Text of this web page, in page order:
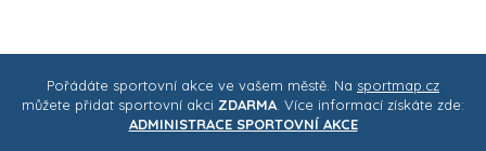
Pořádáte sportovní akce ve vašem městě. Na sportmap.cz
můžete přidat sportovní akci ZDARMA . Více informací získáte zde:
ADMINISTRACE SPORTOVNÍ AKCE